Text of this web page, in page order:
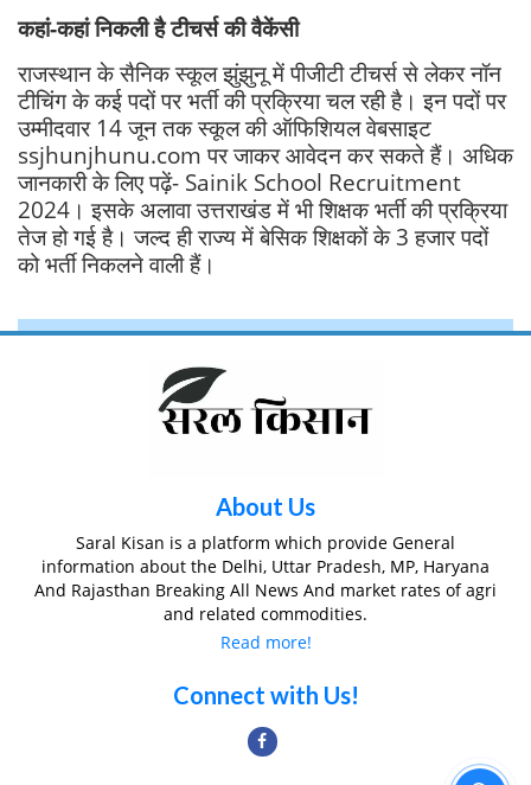
कहां-कहां निकली है टीचर्स की वैकेंसी
राजस्थान के सैनिक स्कूल झुंझुनू में पीजीटी टीचर्स से लेकर नॉन
टीचिंग के कई पदों पर भर्ती की प्रक्रिया चल रही है। इन पदों पर
उम्मीदवार 14 जून तक स्कूल की ऑफिशियल वेबसाइट
ssjhunjhunu.com पर जाकर आवेदन कर सकते हैं। अधिक
जानकारी के लिए पढ़ें- Sainik School Recruitment
2024। इसके अलावा उत्तराखंड में भी शिक्षक भर्ती की प्रक्रिया
तेज हो गई है। जल्द ही राज्य में बेसिक शिक्षकों के 3 हजार पदों
को भर्ती निकलने वाली हैं।
About Us
Saral Kisan is a platform which provide General
information about the Delhi, Uttar Pradesh, MP, Haryana
And Rajasthan Breaking All News And market rates of agri
and related commodities.
Read more!
Connect with Us!